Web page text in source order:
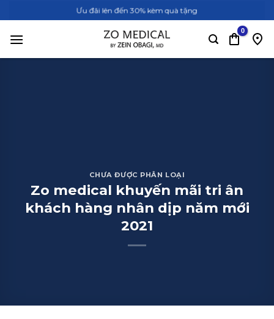
qua
nội
Ưu đãi lên đến 30% kèm quà tặng
CHƯA ĐƯỢC PHÂN LOẠI
Zo medical khuyến mãi tri ân
khách hàng nhân dịp năm mới
2021